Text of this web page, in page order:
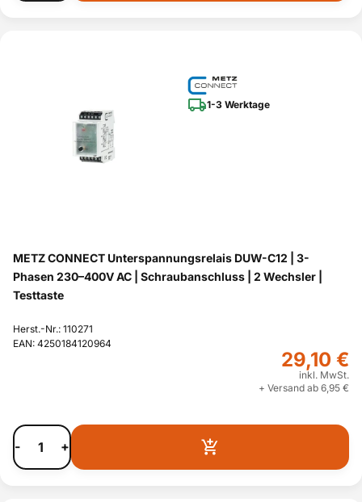
1-3 Werktage
METZ CONNECT Unterspannungsrelais DUW-C12 | 3-
Phasen 230–400V AC | Schraubanschluss | 2 Wechsler |
Testtaste
Herst.-Nr.: 110271
EAN: 4250184120964
29,10 €
inkl. MwSt.
+ Versand ab 6,95 €
- +